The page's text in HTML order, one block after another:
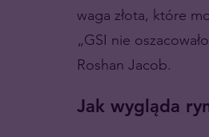
waga złota, które
„GSI nie
Roshan Jacob.
Jak wygląda